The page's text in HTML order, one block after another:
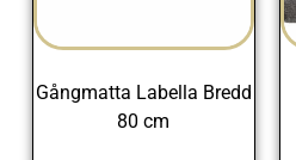
Gångmatta Labella Bredd
80 cm